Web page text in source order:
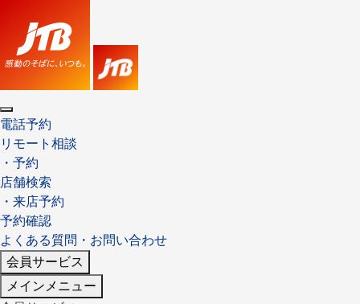
電話予約
リモート相談
・予約
店舗検索
・来店予約
予約確認
よくある質問・お問い合わせ
会員サービス
メインメニュー
条件から探す
キーワード
条件から探す
キーワード
ツアーを探す
海外ツアー